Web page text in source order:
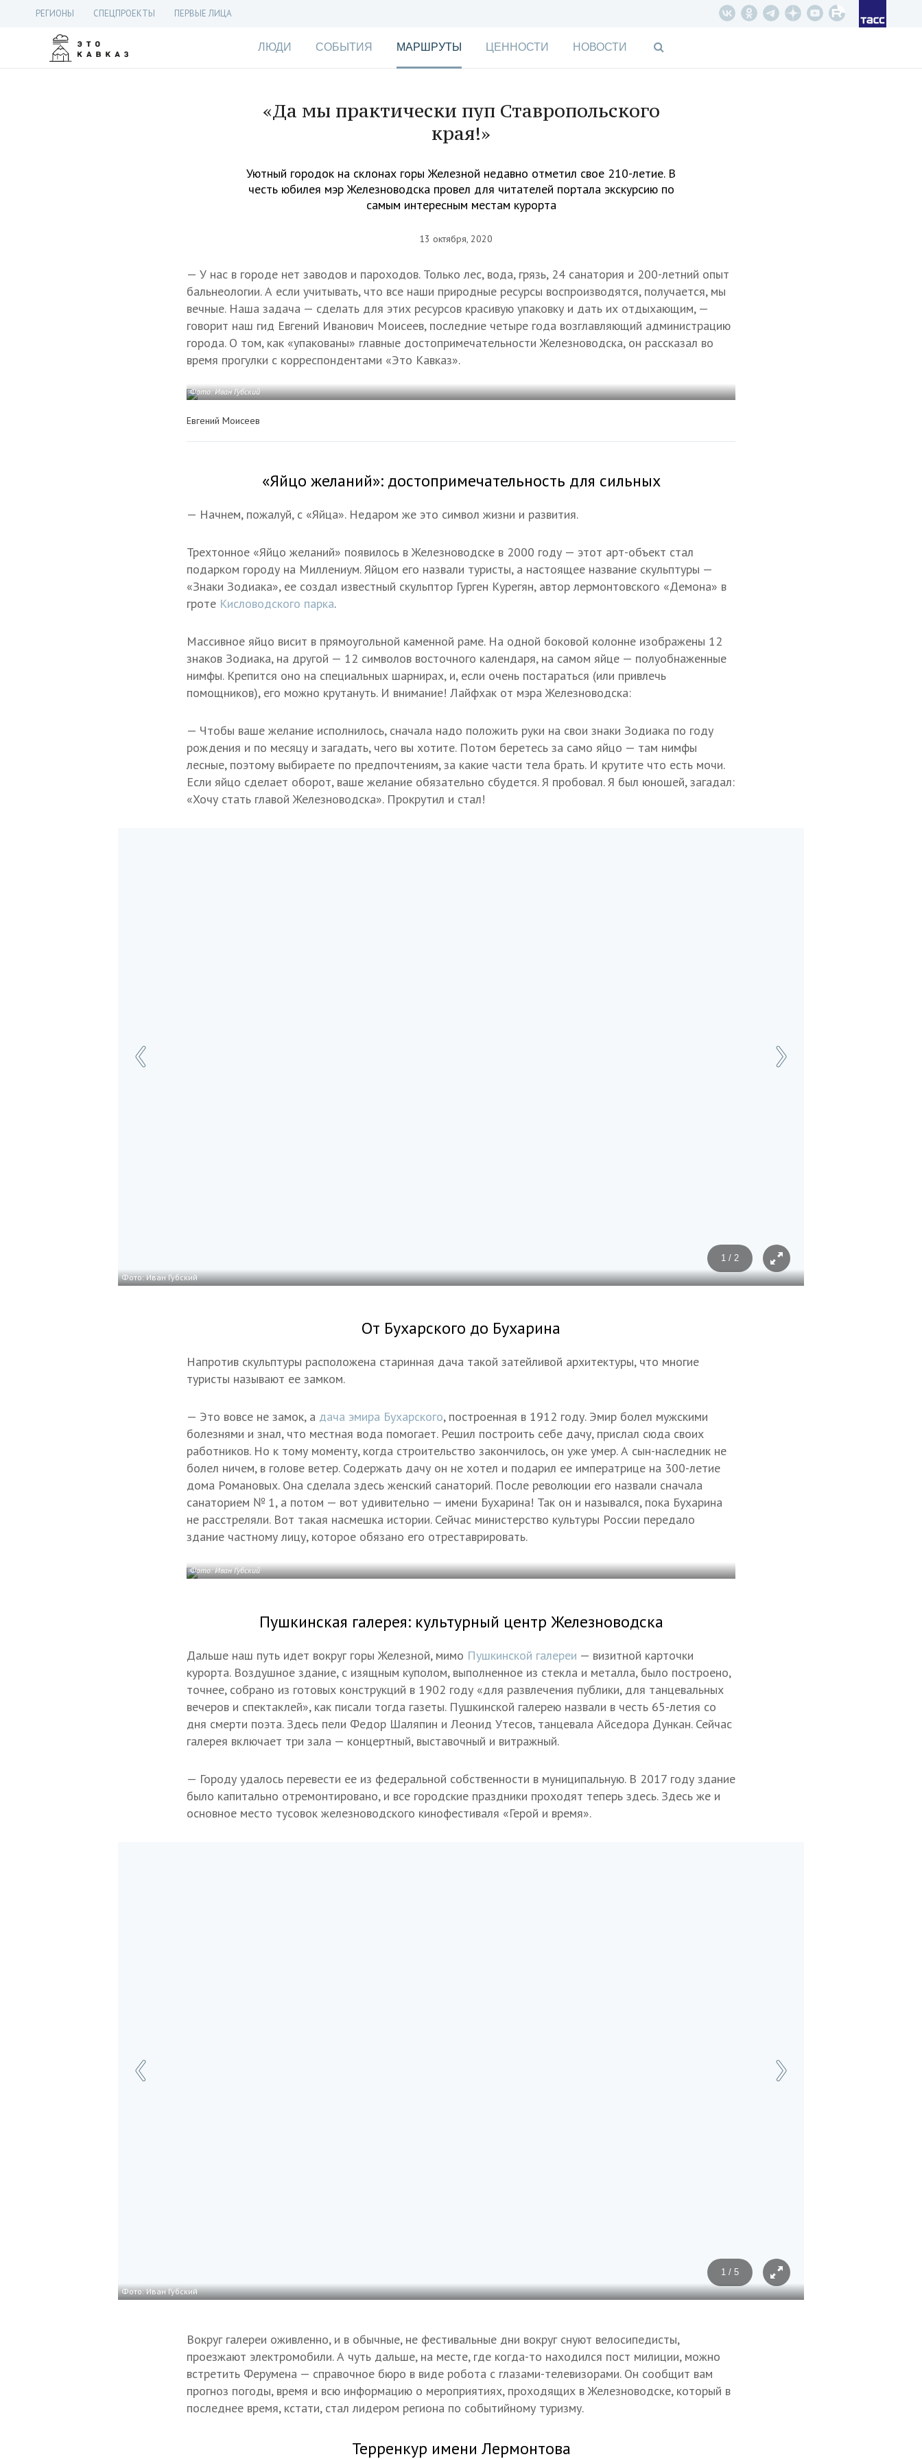
РЕГИОНЫ СПЕЦПРОЕКТЫ ПЕРВЫЕ ЛИЦА
ЛЮДИ СОБЫТИЯ МАРШРУТЫ ЦЕННОСТИ НОВОСТИ
«Да мы практически пуп Ставропольского
края!»
Уютный городок на склонах горы Железной недавно отметил свое 210-летие. В
честь юбилея мэр Железноводска провел для читателей портала экскурсию по
самым интересным местам курорта
13 октября, 2020
— У нас в городе нет заводов и пароходов. Только лес, вода, грязь, 24 санатория и 200-летний опыт
бальнеологии. А если учитывать, что все наши природные ресурсы воспроизводятся, получается, мы
вечные. Наша задача — сделать для этих ресурсов красивую упаковку и дать их отдыхающим, —
говорит наш гид Евгений Иванович Моисеев, последние четыре года возглавляющий администрацию
города. О том, как «упакованы» главные достопримечательности Железноводска, он рассказал во
время прогулки с корреспондентами «Это Кавказ».
Фото: Иван Губский
Евгений Моисеев
«Яйцо желаний»: достопримечательность для сильных
— Начнем, пожалуй, с «Яйца». Недаром же это символ жизни и развития.
Трехтонное «Яйцо желаний» появилось в Железноводске в 2000 году — этот арт-объект стал
подарком городу на Миллениум. Яйцом его назвали туристы, а настоящее название скульптуры —
«Знаки Зодиака», ее создал известный скульптор Гурген Курегян, автор лермонтовского «Демона» в
гроте Кисловодского парка.
Массивное яйцо висит в прямоугольной каменной раме. На одной боковой колонне изображены 12
знаков Зодиака, на другой — 12 символов восточного календаря, на самом яйце — полуобнаженные
нимфы. Крепится оно на специальных шарнирах, и, если очень постараться (или привлечь
помощников), его можно крутануть. И внимание! Лайфхак от мэра Железноводска:
— Чтобы ваше желание исполнилось, сначала надо положить руки на свои знаки Зодиака по году
рождения и по месяцу и загадать, чего вы хотите. Потом беретесь за само яйцо — там нимфы
лесные, поэтому выбираете по предпочтениям, за какие части тела брать. И крутите что есть мочи.
Если яйцо сделает оборот, ваше желание обязательно сбудется. Я пробовал. Я был юношей, загадал:
«Хочу стать главой Железноводска». Прокрутил и стал!
1 / 2
Фото: Иван Губский
От Бухарского до Бухарина
Напротив скульптуры расположена старинная дача такой затейливой архитектуры, что многие
туристы называют ее замком.
— Это вовсе не замок, а дача эмира Бухарского, построенная в 1912 году. Эмир болел мужскими
болезнями и знал, что местная вода помогает. Решил построить себе дачу, прислал сюда своих
работников. Но к тому моменту, когда строительство закончилось, он уже умер. А сын-наследник не
болел ничем, в голове ветер. Содержать дачу он не хотел и подарил ее императрице на 300-летие
дома Романовых. Она сделала здесь женский санаторий. После революции его назвали сначала
санаторием № 1, а потом — вот удивительно — имени Бухарина! Так он и назывался, пока Бухарина
не расстреляли. Вот такая насмешка истории. Сейчас министерство культуры России передало
здание частному лицу, которое обязано его отреставрировать.
Фото: Иван Губский
Пушкинская галерея: культурный центр Железноводска
Дальше наш путь идет вокруг горы Железной, мимо Пушкинской галереи — визитной карточки
курорта. Воздушное здание, с изящным куполом, выполненное из стекла и металла, было построено,
точнее, собрано из готовых конструкций в 1902 году «для развлечения публики, для танцевальных
вечеров и спектаклей», как писали тогда газеты. Пушкинской галерею назвали в честь 65-летия со
дня смерти поэта. Здесь пели Федор Шаляпин и Леонид Утесов, танцевала Айседора Дункан. Сейчас
галерея включает три зала — концертный, выставочный и витражный.
— Городу удалось перевести ее из федеральной собственности в муниципальную. В 2017 году здание
было капитально отремонтировано, и все городские праздники проходят теперь здесь. Здесь же и
основное место тусовок железноводского кинофестиваля «Герой и время».
1 / 5
Фото: Иван Губский
Вокруг галереи оживленно, и в обычные, не фестивальные дни вокруг снуют велосипедисты,
проезжают электромобили. А чуть дальше, на месте, где когда-то находился пост милиции, можно
встретить Ферумена — справочное бюро в виде робота с глазами-телевизорами. Он сообщит вам
прогноз погоды, время и всю информацию о мероприятиях, проходящих в Железноводске, который в
последнее время, кстати, стал лидером региона по событийному туризму.
Терренкур имени Лермонтова